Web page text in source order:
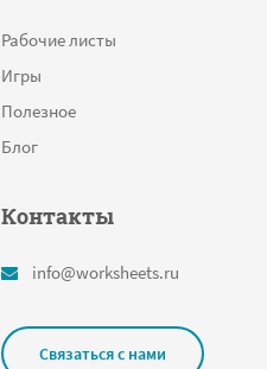
Рабочие листы
Игры
Полезное
Блог
Контакты
info@worksheets.ru
Связаться с нами